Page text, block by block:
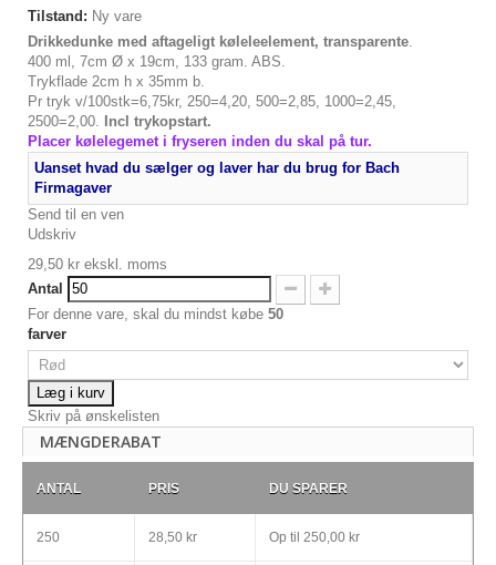
Tilstand: Ny vare
Drikkedunke med aftageligt køleleelement, transparente.
400 ml, 7cm Ø x 19cm, 133 gram. ABS.
Trykflade 2cm h x 35mm b.
Pr tryk v/100stk=6,75kr, 250=4,20, 500=2,85, 1000=2,45,
2500=2,00.
Incl trykopstart.
Placer kølelegemet i fryseren inden du skal på tur.
Uanset hvad du sælger og laver har du brug for Bach
Firmagaver
Send til en ven
Udskriv
29,50 kr ekskl. moms
Antal
For denne vare, skal du mindst købe 50
farver
Læg i kurv
Skriv på ønskelisten
MÆNGDERABAT
ANTAL PRIS DU SPARER
250 28,50 kr Op til 250,00 kr